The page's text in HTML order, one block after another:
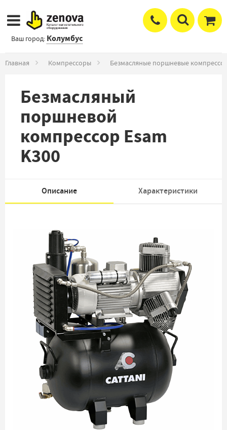
Ваш город: Колумбус
Главная Компрессоры Безмасляные поршневые
Безмасляный
поршневой
компрессор Esam
K300
Описание Характеристики